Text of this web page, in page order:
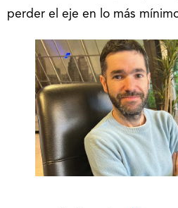
perder el eje en lo más